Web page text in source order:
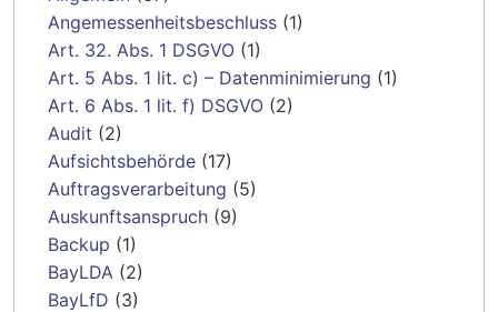
Angemessenheitsbeschluss (1)
Art. 32. Abs. 1 DSGVO (1)
Art. 5 Abs. 1 lit. c) – Datenminimierung (1)
Art. 6 Abs. 1 lit. f) DSGVO (2)
Audit (2)
Aufsichtsbehörde (17)
Auftragsverarbeitung (5)
Auskunftsanspruch (9)
Backup (1)
BayLDA (2)
BayLfD (3)